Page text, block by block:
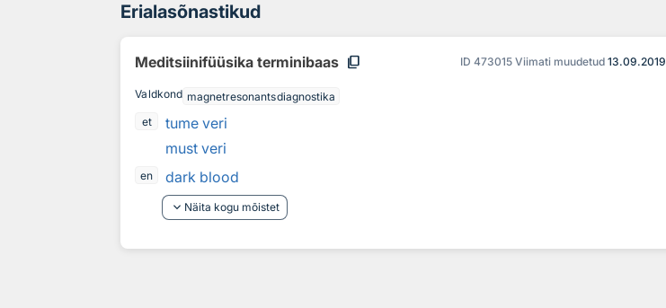
Erialasõnastikud
Meditsiinifüüsika terminibaas content_copy ID 473015 Viimati muudetud 13.09.2019
Valdkond magnetresonantsdiagnostika
et
tume veri
must veri
en
dark blood
keyboard_arrow_down Näita kogu mõistet